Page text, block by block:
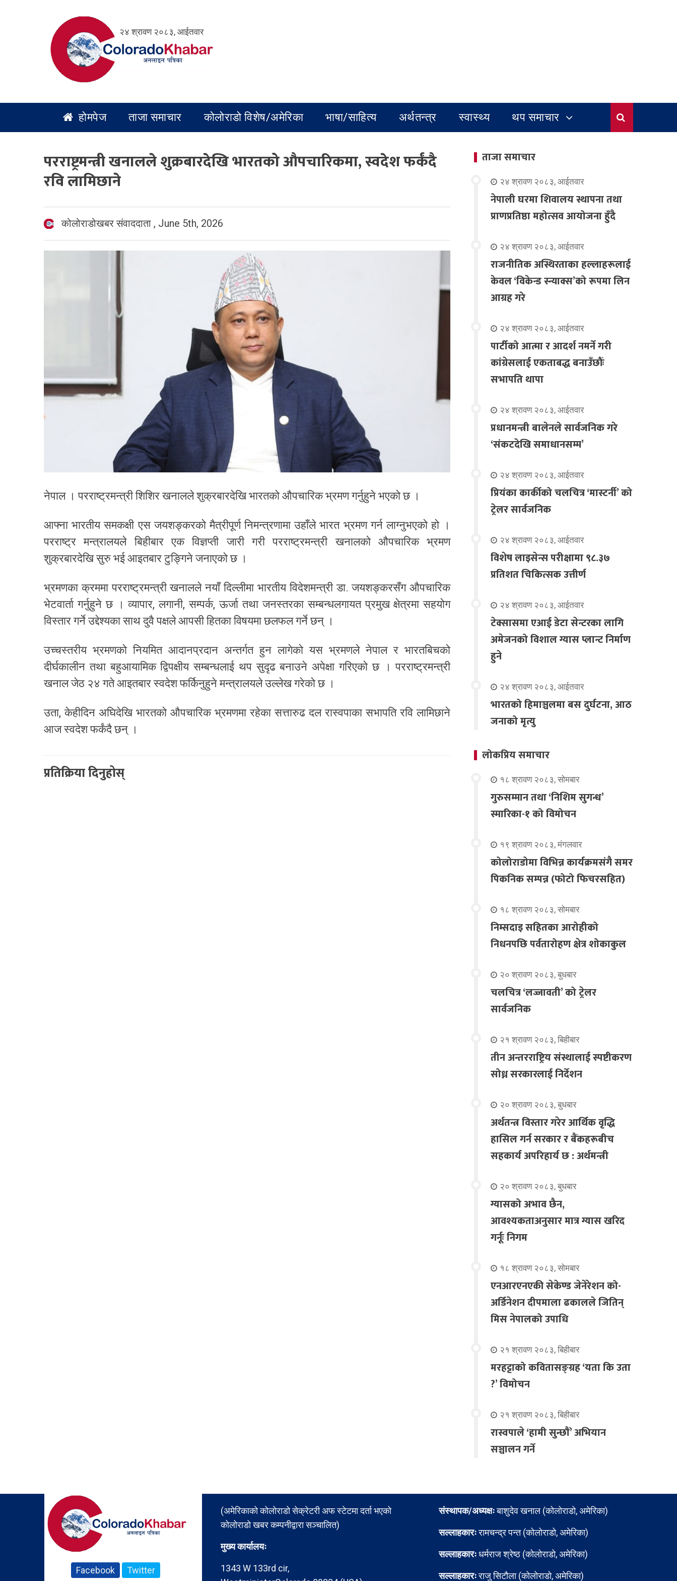
२४ श्रावण २०८३, आईतवार
होमपेज ताजा समाचार कोलोराडो विशेष/अमेरिका भाषा/साहित्य अर्थतन्त्र स्वास्थ्य थप समाचार
परराष्ट्रमन्त्री खनालले शुक्रबारदेखि भारतको औपचारिकमा, स्वदेश फर्कंदै
रवि लामिछाने
कोलोराडोखबर संवाददाता , June 5th, 2026
नेपाल । परराष्ट्रमन्त्री शिशिर खनालले शुक्रबारदेखि भारतको औपचारिक भ्रमण गर्नुहुने भएको छ ।
आफ्ना भारतीय समकक्षी एस जयशङ्करको मैत्रीपूर्ण निमन्त्रणामा उहाँले भारत भ्रमण गर्न लाग्नुभएको हो ।
परराष्ट्र मन्त्रालयले बिहीबार एक विज्ञप्ती जारी गरी परराष्ट्रमन्त्री खनालको औपचारिक भ्रमण
शुक्रबारदेखि सुरु भई आइतबार टुङ्गिने जनाएको छ ।
भ्रमणका क्रममा परराष्ट्रमन्त्री खनालले नयाँ दिल्लीमा भारतीय विदेशमन्त्री डा. जयशङ्करसँग औपचारिक
भेटवार्ता गर्नुहुने छ । व्यापार, लगानी, सम्पर्क, ऊर्जा तथा जनस्तरका सम्बन्धलगायत प्रमुख क्षेत्रमा सहयोग
विस्तार गर्ने उद्देश्यका साथ दुवै पक्षले आपसी हितका विषयमा छलफल गर्ने छन् ।
उच्चस्तरीय भ्रमणको नियमित आदानप्रदान अन्तर्गत हुन लागेको यस भ्रमणले नेपाल र भारतबिचको
दीर्घकालीन तथा बहुआयामिक द्विपक्षीय सम्बन्धलाई थप सुदृढ बनाउने अपेक्षा गरिएको छ । परराष्ट्रमन्त्री
खनाल जेठ २४ गते आइतबार स्वदेश फर्किनुहुने मन्त्रालयले उल्लेख गरेको छ ।
उता, केहीदिन अघिदेखि भारतको औपचारिक भ्रमणमा रहेका सत्तारुढ दल रास्वपाका सभापति रवि लामिछाने
आज स्वदेश फर्कंदै छन् ।
प्रतिक्रिया दिनुहोस्
ताजा समाचार
२४ श्रावण २०८३, आईतवार
नेपाली घरमा शिवालय स्थापना तथा
प्राणप्रतिष्ठा महोत्सव आयोजना हुँदै
२४ श्रावण २०८३, आईतवार
राजनीतिक अस्थिरताका हल्लाहरूलाई
केवल ‘विकेन्ड स्न्याक्स’को रूपमा लिन
आग्रह गरे
२४ श्रावण २०८३, आईतवार
पार्टीको आत्मा र आदर्श नमर्ने गरी
कांग्रेसलाई एकताबद्ध बनाउँछौंः
सभापति थापा
२४ श्रावण २०८३, आईतवार
प्रधानमन्त्री बालेनले सार्वजनिक गरे
‘संकटदेखि समाधानसम्म’
२४ श्रावण २०८३, आईतवार
प्रियंका कार्कीको चलचित्र ‘मास्टर्नी’ को
ट्रेलर सार्वजनिक
२४ श्रावण २०८३, आईतवार
विशेष लाइसेन्स परीक्षामा ९८.३७
प्रतिशत चिकित्सक उत्तीर्ण
२४ श्रावण २०८३, आईतवार
टेक्सासमा एआई डेटा सेन्टरका लागि
अमेजनको विशाल ग्यास प्लान्ट निर्माण
हुने
२४ श्रावण २०८३, आईतवार
भारतको हिमाञ्चलमा बस दुर्घटना, आठ
जनाको मृत्यु
लोकप्रिय समाचार
१८ श्रावण २०८३, सोमबार
गुरुसम्मान तथा ‘निशिम सुगन्ध’
स्मारिका-१ को विमोचन
१९ श्रावण २०८३, मंगलवार
कोलोराडोमा विभिन्न कार्यक्रमसंगै समर
पिकनिक सम्पन्न (फोटो फिचरसहित)
१८ श्रावण २०८३, सोमबार
निम्सदाइ सहितका आरोहीको
निधनपछि पर्वतारोहण क्षेत्र शोकाकुल
२० श्रावण २०८३, बुधबार
चलचित्र ‘लज्जावती’ को ट्रेलर
सार्वजनिक
२१ श्रावण २०८३, बिहीबार
तीन अन्तरराष्ट्रिय संस्थालाई स्पष्टीकरण
सोध्न सरकारलाई निर्देशन
२० श्रावण २०८३, बुधबार
अर्थतन्त्र विस्तार गरेर आर्थिक वृद्धि
हासिल गर्न सरकार र बैंकहरूबीच
सहकार्य अपरिहार्य छ : अर्थमन्त्री
२० श्रावण २०८३, बुधबार
ग्यासको अभाव छैन,
आवश्यकताअनुसार मात्र ग्यास खरिद
गर्नूः निगम
१८ श्रावण २०८३, सोमबार
एनआरएनएकी सेकेण्ड जेनेरेशन को-
अर्डिनेशन दीपमाला ढकालले जितिन्
मिस नेपालको उपाधि
२१ श्रावण २०८३, बिहीबार
मरहट्टाको कवितासङ्ग्रह ‘यता कि उता
?’ विमोचन
२१ श्रावण २०८३, बिहीबार
रास्वपाले ‘हामी सुन्छौँ’ अभियान
सञ्चालन गर्ने
Facebook Twitter
(अमेरिकाको कोलोराडो सेक्रेटरी अफ स्टेटमा दर्ता भएको
कोलोराडो खबर कम्पनीद्वारा सञ्चालित)
मुख्य कार्यालयः
1343 W 133rd cir,
संस्थापक/अध्यक्षःबाशुदेव खनाल (कोलोराडो, अमेरिका)
सल्लाहकारःरामचन्द्र पन्त (कोलोराडो, अमेरिका)
सल्लाहकारःधर्मराज श्रेष्ठ (कोलोराडो, अमेरिका)
सल्लाहकारःराजु सिटौला (कोलोराडो, अमेरिका)